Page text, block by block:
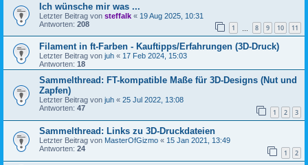
Ich wünsche mir was ...
Letzter Beitrag von steffalk « 19 Aug 2025, 10:31
Antworten: 208 1 8 9 10 11
Filament in ft-Farben - Kauftipps/Erfahrungen (3D-Druck)
Letzter Beitrag von juh « 17 Feb 2024, 15:03
Antworten: 18
Sammelthread: FT-kompatible Maße für 3D-Designs (Nut und
Zapfen)
Letzter Beitrag von juh « 25 Jul 2022, 13:08
Antworten: 47 1 2 3
Sammelthread: Links zu 3D-Druckdateien
Letzter Beitrag von MasterOfGizmo « 15 Jan 2021, 13:49
Antworten: 24 1 2